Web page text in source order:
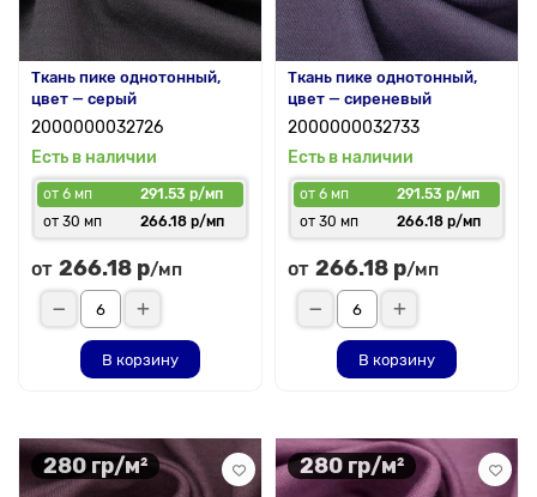
Ткань пике однотонный,
цвет — серый
2000000032726
Есть в наличии
от 6 мп
291.53 р/мп
от 30 мп
266.18 р/мп
от 266.18 р/мп
В корзину
Ткань пике однотонный,
цвет — сиреневый
2000000032733
Есть в наличии
от 6 мп
291.53 р/мп
от 30 мп
266.18 р/мп
от 266.18 р/мп
В корзину
280 гр/м² 280 гр/м²